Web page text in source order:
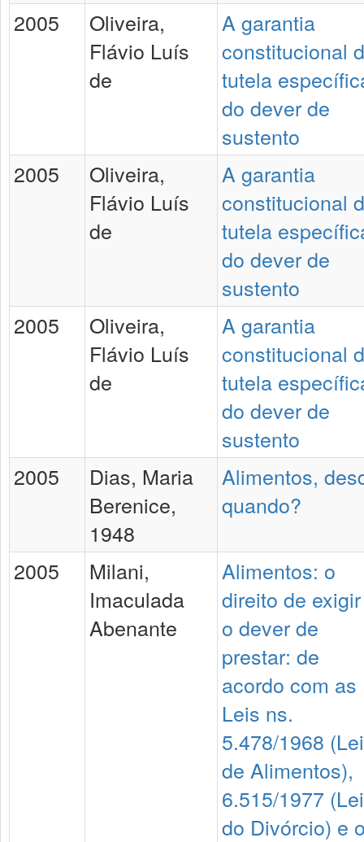
2005
Oliveira,
Flávio Luís
de
A garantia
constitucional
tutela
do dever de
sustento
2005
Oliveira,
Flávio Luís
de
A garantia
constitucional
tutela
do dever de
sustento
2005
Oliveira,
Flávio Luís
de
A garantia
constitucional
tutela
do dever de
sustento
2005
Dias, Maria
Berenice,
1948
Alimentos,
quando?
2005
Milani,
Imaculada
Abenante
Alimentos: o
direito de
o dever de
prestar: de
acordo com as
Leis ns.
5.478/1968 (Lei
de Alimentos),
6.515/1977 (Lei
do Divórcio) e